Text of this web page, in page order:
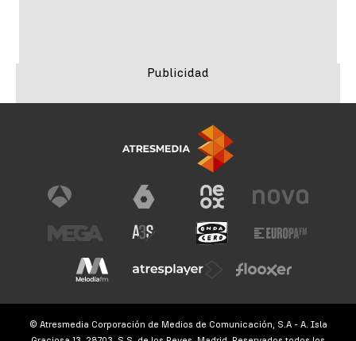
© Atresmedia Corporación de Medios de Comunicación, S.A - A. Isla